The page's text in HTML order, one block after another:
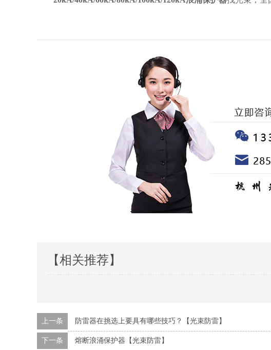
【相关推荐】
上一条 防雷器在挑选上要具有哪些技巧？【光束防雷】
下一条 熔断浪涌保护器【光束防雷】